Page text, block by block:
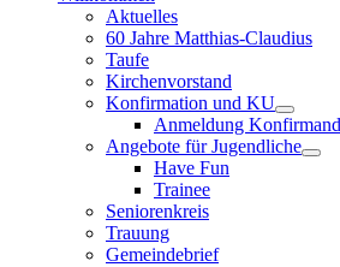
Aktuelles
60 Jahre Matthias-Claudius
Taufe
Kirchenvorstand
Konfirmation und KU
Anmeldung
Angebote für Jugendliche
Have Fun
Trainee
Seniorenkreis
Trauung
Gemeindebrief